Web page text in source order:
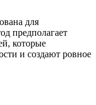
для
предполагает
которые
и создают ровное